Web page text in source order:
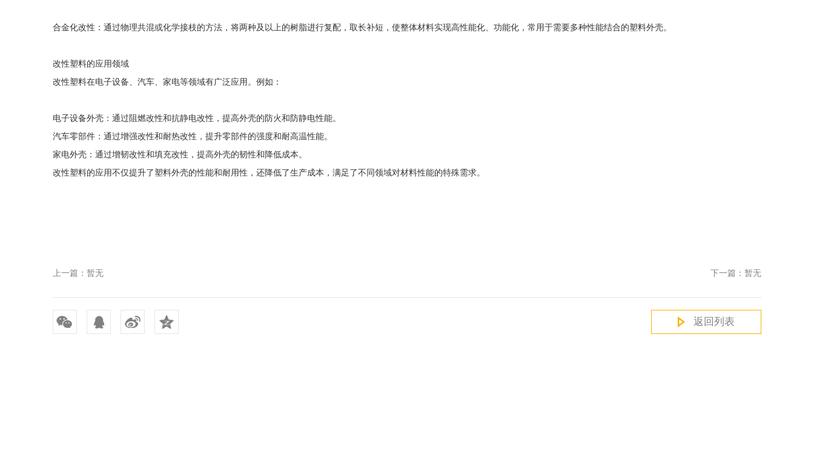
合金化改性‌：通过物理共混或化学接枝的方法，将两种及以上的树脂进行复配，取长补短，使整体材料实现高性能化、功能化，常用于需要多种性能结合的塑料外壳‌。
改性塑料的应用领域
改性塑料在电子设备、汽车、家电等领域有广泛应用。例如：
‌电子设备外壳‌：通过阻燃改性和抗静电改性，提高外壳的防火和防静电性能。
‌汽车零部件‌：通过增强改性和耐热改性，提升零部件的强度和耐高温性能。
‌家电外壳‌：通过增韧改性和填充改性，提高外壳的韧性和降低成本。
改性塑料的应用不仅提升了塑料外壳的性能和耐用性，还降低了生产成本，满足了不同领域对材料性能的特殊需求。
上一篇：暂无 下一篇：暂无
返回列表